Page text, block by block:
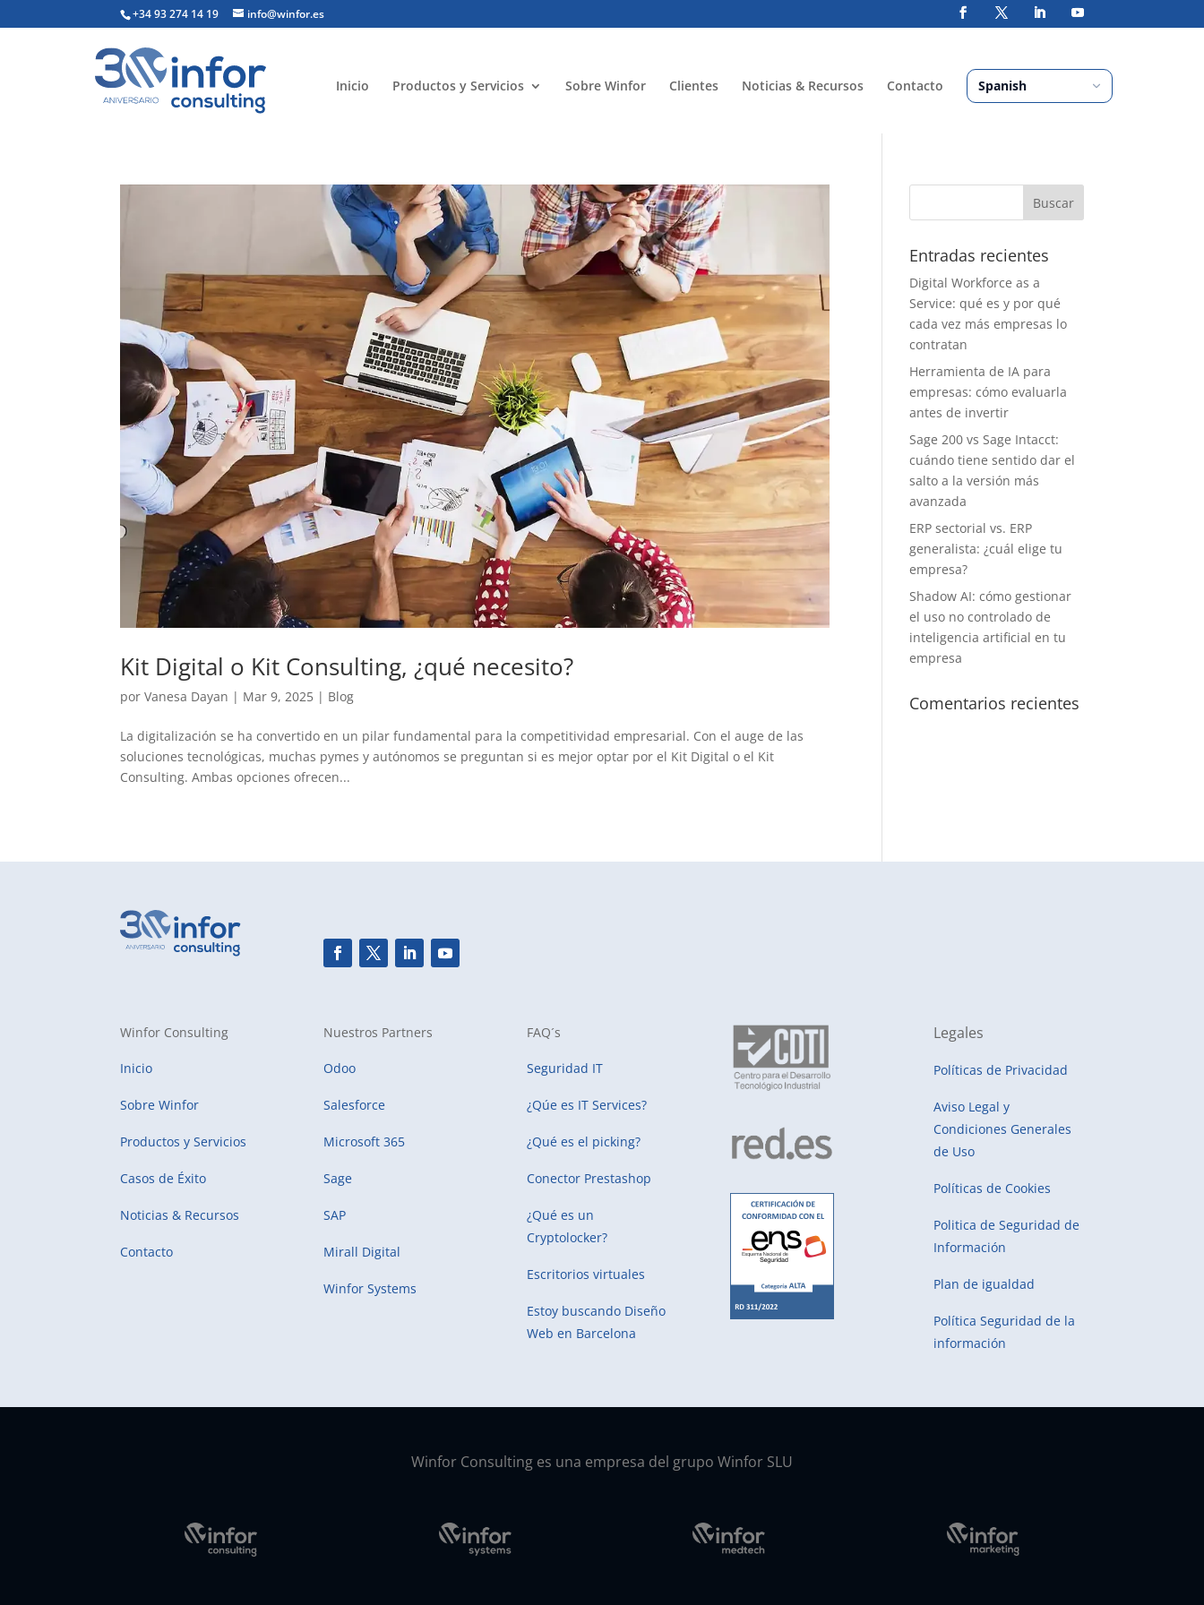
+34 93 274 14 19 info@winfor.es
Inicio Productos y Servicios Sobre Winfor Clientes Noticias & Recursos Contacto
Kit Digital o Kit Consulting, ¿qué necesito?
porVanesa Dayan | Mar 9, 2025 | Blog
La digitalización se ha convertido en un pilar fundamental para la competitividad empresarial. Con el auge de las
soluciones tecnológicas, muchas pymes y autónomos se preguntan si es mejor optar por el Kit Digital o el Kit
Consulting. Ambas opciones ofrecen...
Entradas recientes
Digital Workforce as a
Service: qué es y por qué
cada vez más empresas lo
contratan
Herramienta de IA para
empresas: cómo evaluarla
antes de invertir
Sage 200 vs Sage Intacct:
cuándo tiene sentido dar el
salto a la versión más
avanzada
ERP sectorial vs. ERP
generalista: ¿cuál elige tu
empresa?
Shadow AI: cómo gestionar
el uso no controlado de
inteligencia artificial en tu
empresa
Comentarios recientes
Winfor Consulting
Inicio
Sobre Winfor
Productos y Servicios
Casos de Éxito
Noticias & Recursos
Contacto
Nuestros Partners
Odoo
Salesforce
Microsoft 365
Sage
SAP
Mirall Digital
Winfor Systems
FAQ´s
Seguridad IT
¿Qúe es IT Services?
¿Qué es el picking?
Conector Prestashop
¿Qué es un
Cryptolocker?
Escritorios virtuales
Estoy buscando Diseño
Web en Barcelona
Legales
Políticas de Privacidad
Aviso Legal y
Condiciones Generales
de Uso
Políticas de Cookies
Politica de Seguridad de
Información
Plan de igualdad
Política Seguridad de la
información
Winfor Consulting es una empresa del grupo Winfor SLU